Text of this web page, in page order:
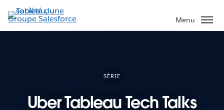
Aller
au
contenu
Menu
SÉRIE
Uber Tableau Tech Talks